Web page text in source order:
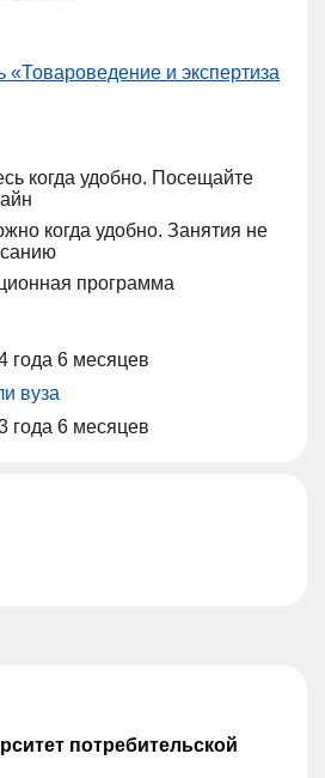
«Товароведение и экспертиза
когда удобно. Посещайте
когда удобно. Занятия не
программа
года 6 месяцев
вуза
года 6 месяцев
потребительской